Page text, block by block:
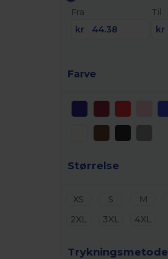
Fra
kr
Til
kr
Farve
Størrelse
XS S M
2XL
3XL 4XL
Trykningsmetode